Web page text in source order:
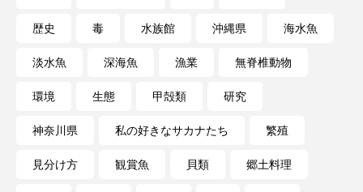
歴史 毒 水族館 沖縄県 海水魚
淡水魚 深海魚 漁業 無脊椎動物
環境 生態 甲殻類 研究
神奈川県 私の好きなサカナたち 繁殖
見分け方 観賞魚 貝類 郷土料理